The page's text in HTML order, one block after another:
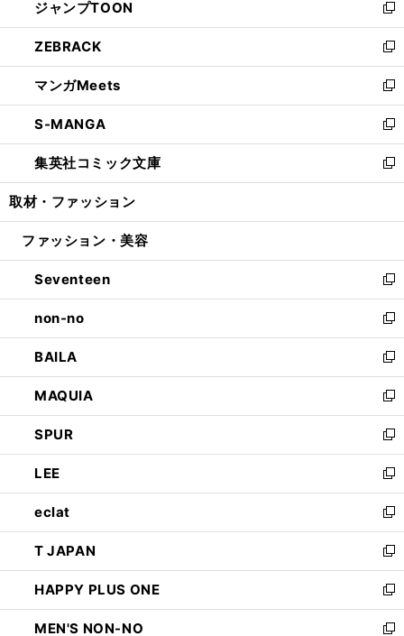
く
で
開
く
ド
ウ
で
開
く
ィ
ン
ド
ウ
で
開
く
い
ウ
ィ
ン
ド
ウ
で
開
く
ジャンプTOON
新
し
い
ウ
ィ
ン
ド
ウ
で
開
ZEBRACK
新
し
い
ウ
ィ
ン
ド
ウ
開
マンガMeets
新
し
い
ウ
ィ
ン
ウ
開
く
S-MANGA
新
し
い
ウ
ン
ウ
で
開
く
集英社コミック文庫
新
し
ウ
ン
ド
ウ
で
開
く
取材・ファッション
ファッション・美容
Seventeen
新
し
い
ウ
ィ
ン
ド
ウ
で
開
く
non-no
新
し
い
ウ
ィ
ン
ド
ウ
で
開
く
BAILA
新
し
い
ウ
ィ
ン
ド
ウ
で
開
く
MAQUIA
新
し
い
ウ
ィ
ン
ド
ウ
で
開
く
SPUR
新
し
い
ウ
ィ
ン
ド
ウ
で
開
く
LEE
新
し
い
ウ
ィ
ン
ド
ウ
で
eclat
新
し
い
ウ
ィ
ン
ド
T JAPAN
新
し
い
ウ
ィ
HAPPY PLUS ONE
新
し
い
MEN'S NON-NO
新